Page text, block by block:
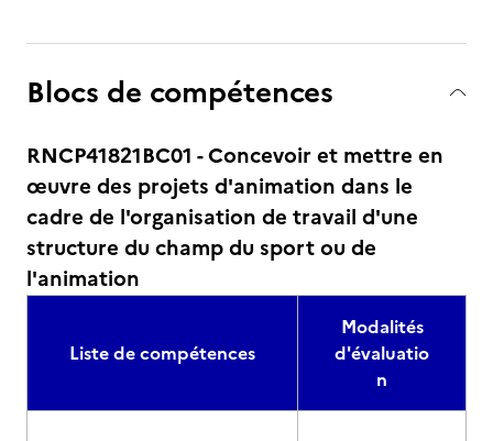
Blocs de compétences
RNCP41821BC01 - Concevoir et mettre en
œuvre des projets d'animation dans le
cadre de l'organisation de travail d'une
structure du champ du sport ou de
l'animation
Liste de compétences
Modalités
d'évaluatio
n